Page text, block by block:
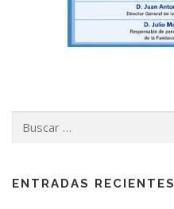
ENTRADAS RECIENTES